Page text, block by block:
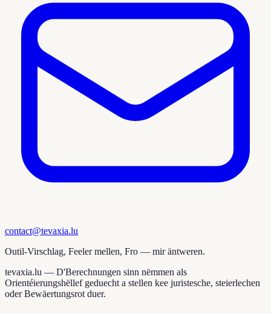
contact@tevaxia.lu
Outil-Virschlag, Feeler mellen, Fro — mir äntweren.
tevaxia.lu — D'Berechnungen sinn nëmmen als
Orientéierungshëllef geduecht a stellen kee juristesche, steierlechen
oder Bewäertungsrot duer.